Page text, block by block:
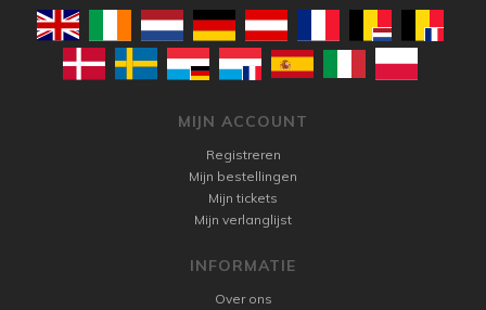
MIJN ACCOUNT
Registreren
Mijn bestellingen
Mijn tickets
Mijn verlanglijst
INFORMATIE
Over ons